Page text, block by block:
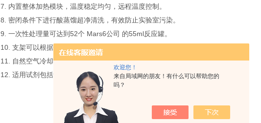
欢迎您！
来自局域网的朋友！有什么可以帮助您的
吗？
7. 内置整体加热模块，温度稳定均匀，远程温度控制。
8. 密闭条件下进行酸蒸馏超净清洗，有效防止实验室污染。
9. 一次性处理量可达到52个 Mars6公司 的55ml反应罐。
10. 支架可以根据客户的需求定制（可选）。
11. 自然空气冷却，不使用冷却水，有效防止外界污染。
12. 适用试剂包括：盐酸，硝酸，和水。